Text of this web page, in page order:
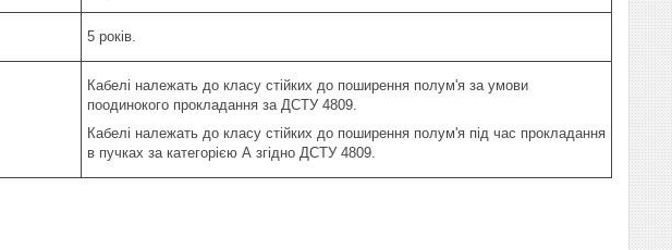
5 років.
Кабелі належать до класу стійких до поширення полум'я за умови
поодинокого прокладання за ДСТУ 4809.
Кабелі належать до класу стійких до поширення полум'я під час прокладання
в пучках за категорією А згідно ДСТУ 4809.